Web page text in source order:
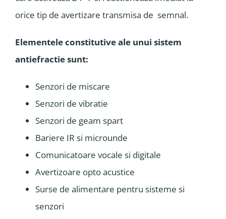
orice tip de avertizare transmisa de semnal.
Elementele constitutive ale unui sistem
antiefractie sunt:
Senzori de miscare
Senzori de vibratie
Senzori de geam spart
Bariere IR si microunde
Comunicatoare vocale si digitale
Avertizoare opto acustice
Surse de alimentare pentru sisteme si
senzori